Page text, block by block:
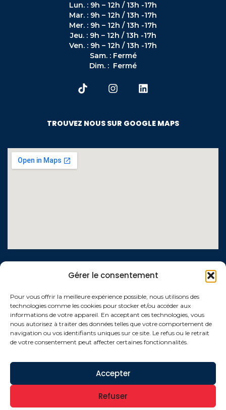
Gérer le consentement
Pour vous offrir la meilleure expérience possible, nous utilisons des
technologies comme les cookies pour stocker et/ou accéder aux
informations de votre appareil. En acceptant ces technologies, vous
nous autorisez à traiter des données telles que votre comportement de
navigation ou vos identifiants uniques sur ce site. Le refus ou le retrait
de votre consentement peut affecter certaines fonctionnalités.
Accepter
Refuser
Lun. : 9h – 12h / 13h -17h
Mar. : 9h – 12h / 13h -17h
Mer. : 9h – 12h / 13h -17h
Jeu. : 9h – 12h / 13h -17h
Ven. : 9h – 12h / 13h -17h
Sam. : Fermé
Dim. : Fermé
TROUVEZ NOUS SUR GOOGLE MAPS
LIENS UTILES
Qui sommes-nous ?
Conditions générales de vente
Politique de confidentialité
Mentions légales